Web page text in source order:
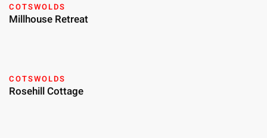
COTSWOLDS
Millhouse Retreat
COTSWOLDS
Rosehill Cottage